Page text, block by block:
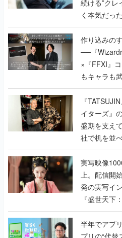
続ける”クレ
く本気だった
作り込みの
──『
×『FFXI』
もキャラも
で作り込ま
く
『
イターズ』
盛期を支え
社で机を並
『
んだレジェ
実写映像
上。配信開
発の実写イ
『盛世天下
うこだわり
半年でアプリス
プリの“代替